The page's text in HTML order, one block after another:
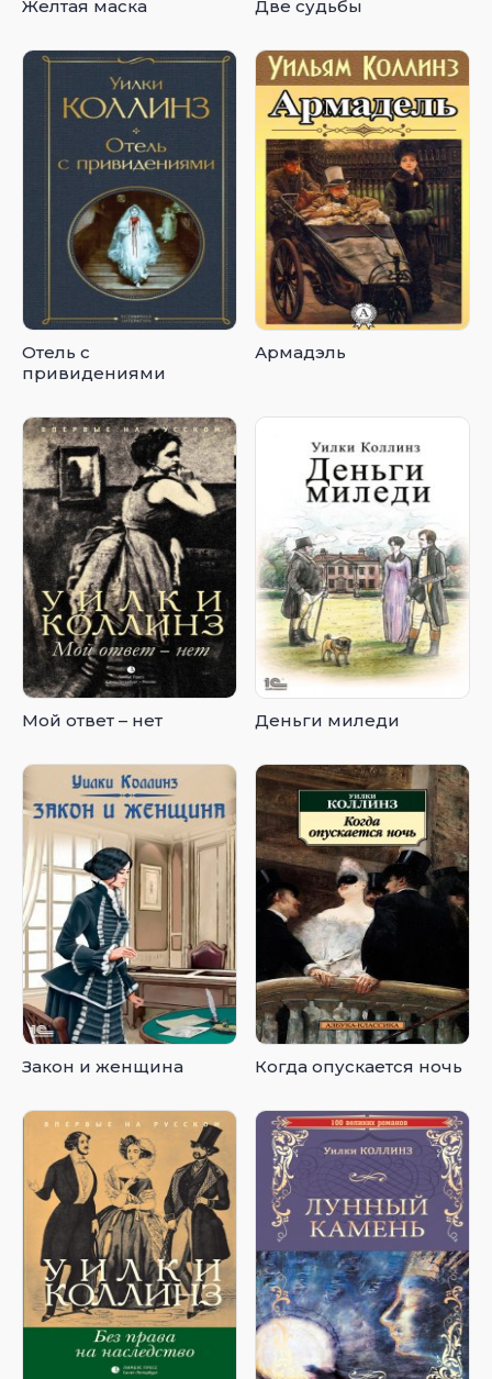
Желтая маска Две судьбы
Отель с
привидениями
Армадэль
Мой ответ – нет Деньги миледи
Закон и женщина Когда опускается ночь